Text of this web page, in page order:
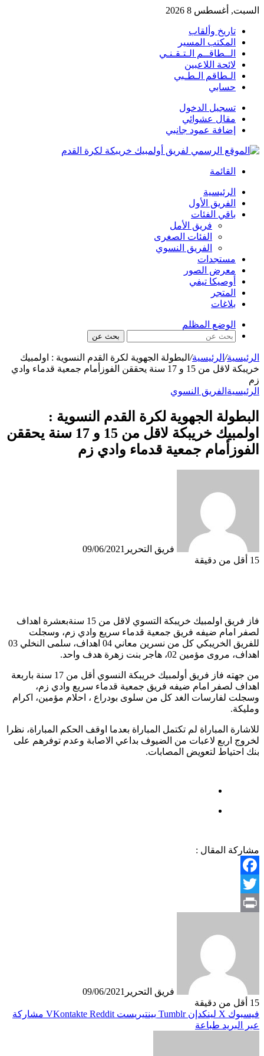
السبت, أغسطس 8 2026
تاريخ وألقاب
المكتب المسير
الــطاقــم الـتـقـنـي
لائحة اللاعبين
الـطاقم الـطـبي
حسابي
تسجيل الدخول
مقال عشوائي
إضافة عمود جانبي
القائمة
الرئيسية
الفريق الأول
باقي الفئات
فريق الأمل
الفئات الصغرى
الفريق النسوي
مستجدات
معرض الصور
أوصيكا تيفي
المتجر
بلاغات
الوضع المظلم
بحث عن
الرئيسية/ الرئيسية/ البطولة الجهوية لكرة القدم النسوية : اولمبيك
خريبكة لاقل من 15 و 17 سنة يحققن الفوزأمام جمعية قدماء وادي
زم
الرئيسية الفريق النسوي
البطولة الجهوية لكرة القدم النسوية :
اولمبيك خريبكة لاقل من 15 و 17 سنة يحققن
الفوزأمام جمعية قدماء وادي زم
فريق التحرير 09/06/2021
15 أقل من دقيقة
فاز فريق اولمبيك خريبكة التسوي لاقل من 15 سنةبعشرة اهداف
لصفر امام ضيفه فريق جمعية قدماء سريع وادي زم، وسجلت
للفريق الخريبكي كل من نسرين معاني 04 اهداف، سلمى النخلي 03
اهداف، مروى مؤمين 02، هاجر بنت زهرة هدف واحد.
من جهته فاز فريق أولمبيك خريبكة النسوي أقل من 17 سنة باربعة
اهداف لصفر امام ضيفه فريق جمعية قدماء سريع وادي زم،
وسجلت لفارسات الغد كل من سلوى بودراع ، احلام مؤمين، اكرام
ومليكة.
للاشارة المباراة لم تكتمل المباراة بعدما اوقف الحكم المباراة، نظرا
لخروج اربع لاعبات من الضيوف بداعي الاصابة وعدم توفرهم على
بنك احتياط لتعويض المصابات.
مشاركة المقال :
Facebook
Twitter
فريق التحرير 09/06/2021
15 أقل من دقيقة
فيسبوك X لينكدإن بينتيريست
مشاركة
عبر البريد طباعة